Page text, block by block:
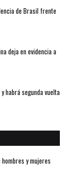
de Brasil frente
deja en evidencia a
habrá segunda vuelta
y mujeres